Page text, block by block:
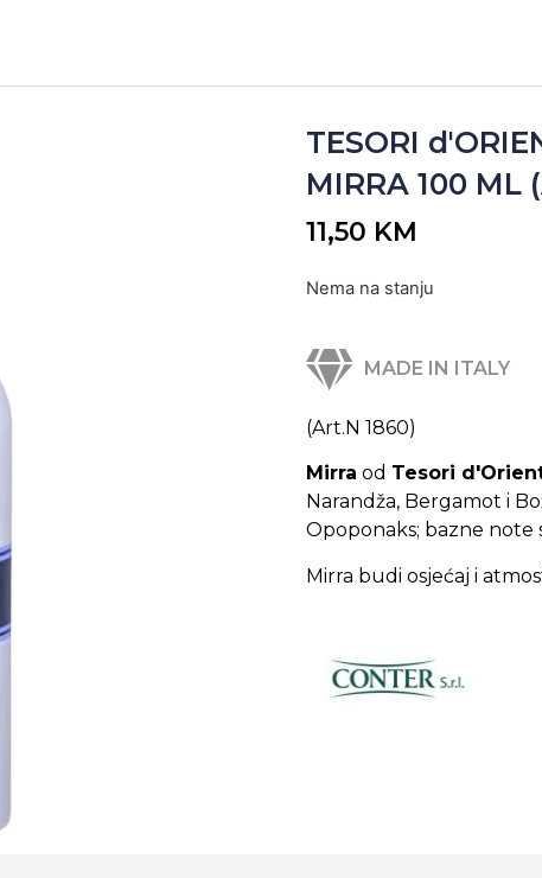
TESORI
MIRRA 100 ML
11,50 KM
Nema na stanju
MADE IN ITALY
(Art.N 1860)
Mirra od Tesori
Narandža, Bergamot i
Opoponaks; bazne note
Mirra budi osjećaj i